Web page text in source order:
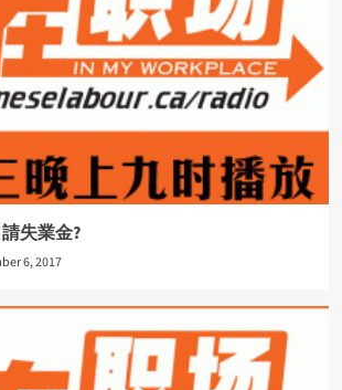
失業金?
6, 2017